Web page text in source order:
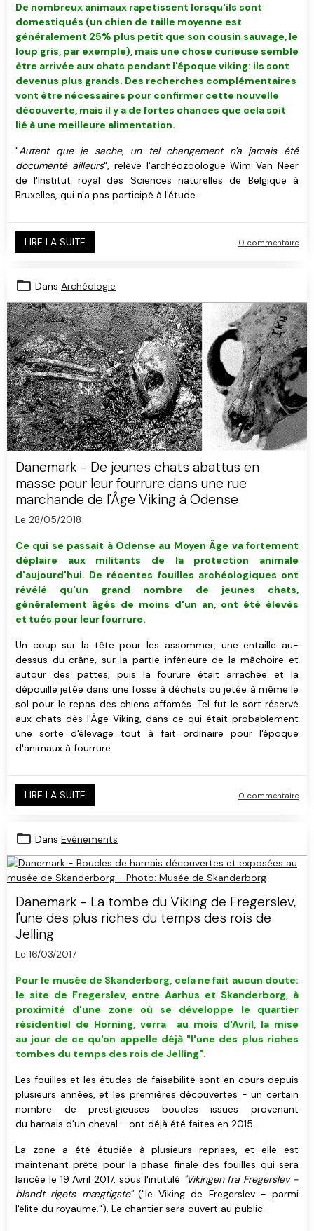
De nombreux animaux rapetissent lorsqu'ils sont
domestiqués (un chien de taille moyenne est
généralement 25% plus petit que son cousin sauvage, le
loup gris, par exemple), mais une chose curieuse semble
être arrivée aux chats pendant l'époque viking: ils sont
devenus plus grands. Des recherches complémentaires
vont être nécessaires pour confirmer cette nouvelle
découverte, mais il y a de fortes chances que cela soit
lié à une meilleure alimentation.
"Autant que je sache, un tel changement n'a jamais été
documenté ailleurs", relève l'archéozoologue Wim Van Neer
de l'Institut royal des Sciences naturelles de Belgique à
Bruxelles, qui n'a pas participé à l'étude.
LIRE LA SUITE 0 commentaire
Dans Archéologie
Danemark - De jeunes chats abattus en
masse pour leur fourrure dans une rue
marchande de l'Âge Viking à Odense
Le 28/05/2018
Ce qui se passait à Odense au Moyen Âge va fortement
déplaire aux militants de la protection animale
d'aujourd'hui. De récentes fouilles archéologiques ont
révélé qu'un grand nombre de jeunes chats,
généralement âgés de moins d'un an, ont été élevés
et tués pour leur fourrure.
Un coup sur la tête pour les assommer, une entaille au-
dessus du crâne, sur la partie inférieure de la mâchoire et
autour des pattes, puis la fourure était arrachée et la
dépouille jetée dans une fosse à déchets ou jetée à même le
sol pour le repas des chiens affamés. Tel fut le sort réservé
aux chats dès l'Âge Viking, dans ce qui était probablement
une sorte d'élevage tout à fait ordinaire pour l'époque
d'animaux à fourrure.
LIRE LA SUITE 0 commentaire
Dans Evénements
Danemark - La tombe du Viking de Fregerslev,
l'une des plus riches du temps des rois de
Jelling
Le 16/03/2017
Pour le musée de Skanderborg, cela ne fait aucun doute:
le site de Fregerslev, entre Aarhus et Skanderborg, à
proximité d'une zone où se développe le quartier
résidentiel de Horning, verra au mois d'Avril, la mise
au jour de ce qu'on appelle déjà "l'une des plus riches
tombes du temps des rois de Jelling".
Les fouilles et les études de faisabilité sont en cours depuis
plusieurs années, et les premières découvertes - un certain
nombre de prestigieuses boucles issues provenant
du harnais d'un cheval - ont déjà été faites en 2015.
La zone a été étudiée à plusieurs reprises, et elle est
maintenant prête pour la phase finale des fouilles qui sera
lancée le 19 Avril 2017, sous l'intitulé "Vikingen fra Fregerslev -
blandt rigets mægtigste"("le Viking de Fregerslev - parmi
l'élite du royaume."). Le chantier sera ouvert au public.